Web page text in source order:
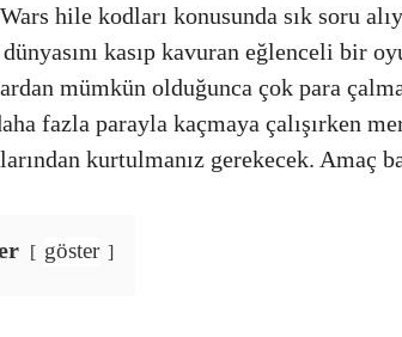
hile kodları konusunda sık soru
kasıp kavuran eğlenceli bir
mümkün olduğunca çok para
fazla parayla kaçmaya çalışırken
kurtulmanız gerekecek. Amaç
göster